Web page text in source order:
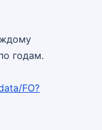
годам.
FO?